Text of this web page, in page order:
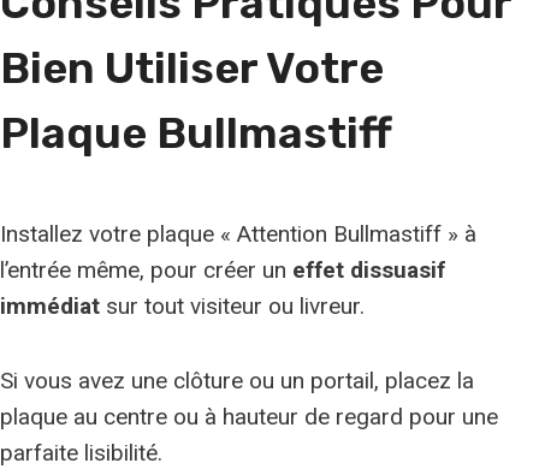
a
e
Bien Utiliser Votre
Plaque Bullmastiff
Installez votre plaque « Attention Bullmastiff » à
l’entrée même, pour créer un effet dissuasif
immédiat sur tout visiteur ou livreur.
Si vous avez une clôture ou un portail, placez la
plaque au centre ou à hauteur de regard pour une
parfaite lisibilité.